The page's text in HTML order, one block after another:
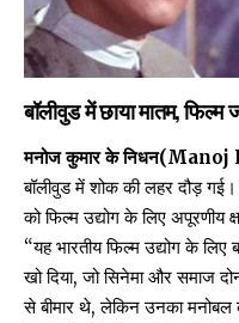
बॉलीवुड में छाया मातम, फिल्म
मनोज कुमार के
बॉलीवुड में शोक की लहर दौड़ गई।
को फिल्म उद्योग के लिए अपूरणीय
“यह भारतीय फिल्म उद्योग के
खो दिया, जो सिनेमा और समाज
से बीमार थे, लेकिन उनका